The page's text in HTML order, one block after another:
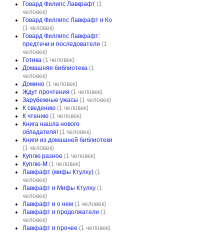
Говард Филипс Лавкрафт (1
человек)
Говард Филлипс Лавкрафт и Ко
(1 человек)
Говард Филлипс Лавкрафт:
предтечи и последователи (1
человек)
Готика (1 человек)
Домашняя библиотека (1
человек)
Домино (1 человек)
Ждут прочтения (1 человек)
Зарубежные ужасы (1 человек)
К сведению (1 человек)
К чтению (1 человек)
Книга нашла нового
обладателя! (1 человек)
Книги из домашней библиотеки
(1 человек)
Куплю разное (1 человек)
Куплю-М (1 человек)
Лавкрафт (мифы Ктулху) (1
человек)
Лавкрафт и Мифы Ктулху (1
человек)
Лавкрафт и о нем (1 человек)
Лавкрафт и продолжатели (1
человек)
Лавкрафт и прочее (1 человек)